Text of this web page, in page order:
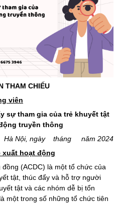
THAM CHIẾU
viên
sự tham gia của trẻ khuyết tật
truyền thông
Hà Nội, ngày tháng năm 2024
xuất hoạt động
(ACDC) là một tổ chức của
tật, thúc đẩy và hỗ trợ người
tật và các nhóm dễ bị tổn
một trong số những tổ chức tiên